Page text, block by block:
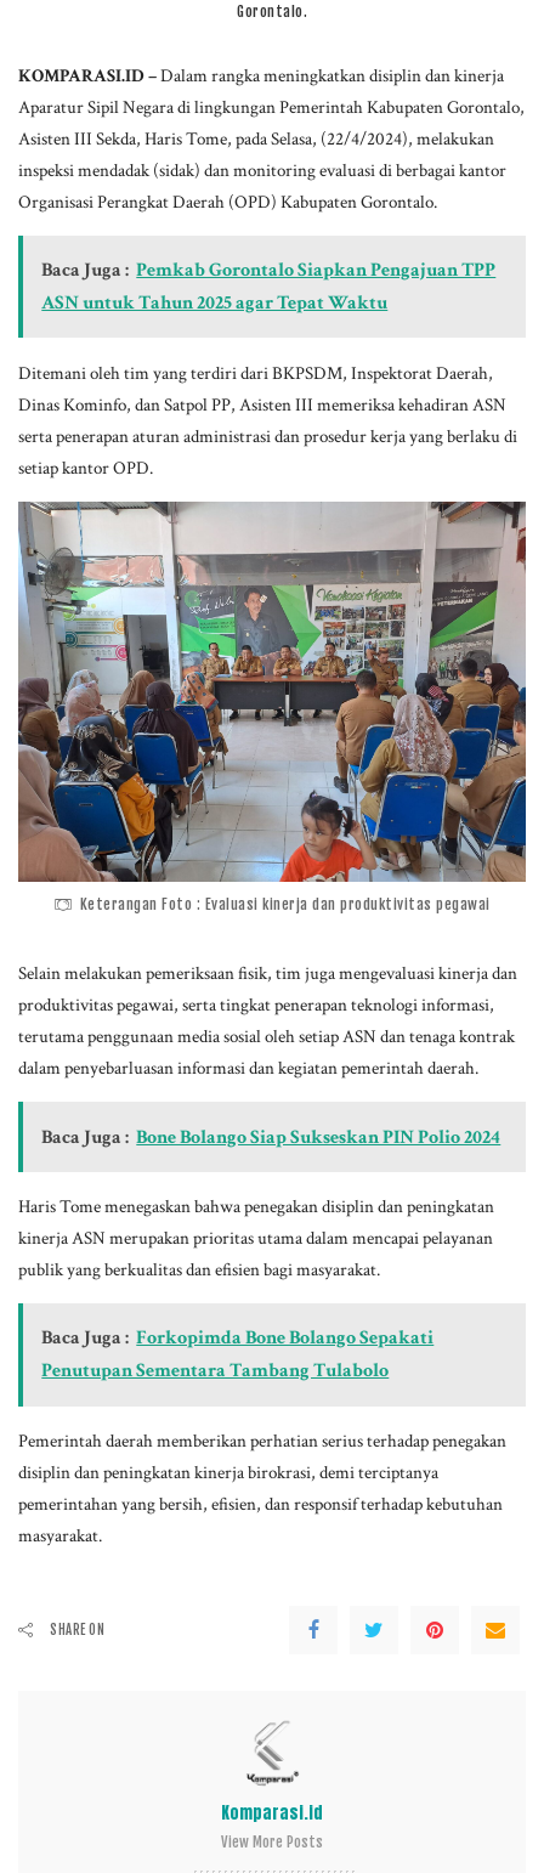
Gorontalo.
KOMPARASI.ID –Dalam rangka meningkatkan disiplin dan kinerja
Aparatur Sipil Negara di lingkungan Pemerintah Kabupaten Gorontalo,
Asisten III Sekda, Haris Tome, pada Selasa, (22/4/2024), melakukan
inspeksi mendadak (sidak) dan monitoring evaluasi di berbagai kantor
Organisasi Perangkat Daerah (OPD) Kabupaten Gorontalo.
Baca Juga : Pemkab Gorontalo Siapkan Pengajuan TPP
ASN untuk Tahun 2025 agar Tepat Waktu
Ditemani oleh tim yang terdiri dari BKPSDM, Inspektorat Daerah,
Dinas Kominfo, dan Satpol PP, Asisten III memeriksa kehadiran ASN
serta penerapan aturan administrasi dan prosedur kerja yang berlaku di
setiap kantor OPD.
Keterangan Foto : Evaluasi kinerja dan produktivitas pegawai
Selain melakukan pemeriksaan fisik, tim juga mengevaluasi kinerja dan
produktivitas pegawai, serta tingkat penerapan teknologi informasi,
terutama penggunaan media sosial oleh setiap ASN dan tenaga kontrak
dalam penyebarluasan informasi dan kegiatan pemerintah daerah.
Baca Juga : Bone Bolango Siap Sukseskan PIN Polio 2024
Haris Tome menegaskan bahwa penegakan disiplin dan peningkatan
kinerja ASN merupakan prioritas utama dalam mencapai pelayanan
publik yang berkualitas dan efisien bagi masyarakat.
Baca Juga : Forkopimda Bone Bolango Sepakati
Penutupan Sementara Tambang Tulabolo
Pemerintah daerah memberikan perhatian serius terhadap penegakan
disiplin dan peningkatan kinerja birokrasi, demi terciptanya
pemerintahan yang bersih, efisien, dan responsif terhadap kebutuhan
masyarakat.
SHARE ON
Komparasi.id
View More Posts